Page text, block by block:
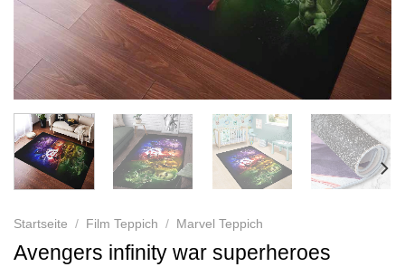
Startseite / Film Teppich / Marvel Teppich
Avengers infinity war superheroes